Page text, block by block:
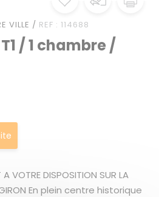
VILLE / REF : 114688
/ 1 chambre /
A VOTRE DISPOSITION SUR LA
En plein centre historique